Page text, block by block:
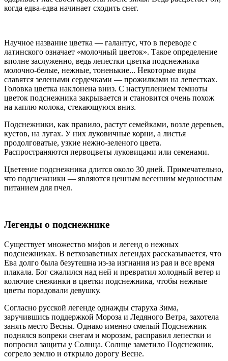
когда едва-едва начинает сходить снег.
Научное название цветка — галантус, что в переводе с
латинского означает «молочный цветок». Такое определение
вполне заслуженно, ведь лепестки цветка подснежника
молочно-белые, нежные, тоненькие... Некоторые виды
славятся зелеными сердечками — прожилками на лепестках.
Головка цветка наклонена вниз. С наступлением темноты
цветок подснежника закрывается и становится очень похож
на каплю молока, стекающуюся вниз.
Подснежники, как правило, растут семейками, возле деревьев,
кустов, на лугах. У них луковичные корни, а листья
продолговатые, узкие нежно-зеленого цвета.
Распространяются первоцветы луковицами или семенами.
Цветение подснежника длится около 30 дней. Примечательно,
что подснежники — являются ценным весенним медоносным
питанием для пчел.
Легенды о подснежнике
Существует множество мифов и легенд о нежных
подснежниках. В ветхозаветных легендах рассказывается, что
Ева долго была безутешна из-за изгнания из рая и все время
плакала. Бог сжалился над ней и превратил холодный ветер и
колючие снежинки в цветки подснежника, чтобы нежные
цветы порадовали девушку.
Согласно русской легенде однажды старуха Зима,
заручившись поддержкой Мороза и Ледяного Ветра, захотела
занять место Весны. Однако именно смелый Подснежник
поднялся вопреки снегам и морозам, расправил лепестки и
попросил защиты у Солнца. Солнце заметило Подснежник,
согрело землю и открыло дорогу Весне.